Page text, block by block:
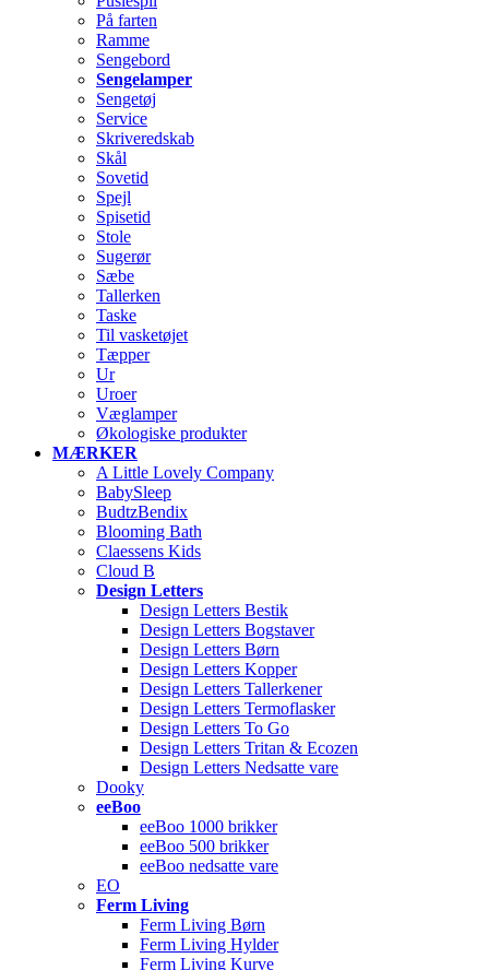
På farten
Ramme
Sengebord
Sengelamper
Sengetøj
Service
Skriveredskab
Skål
Sovetid
Spejl
Spisetid
Stole
Sugerør
Sæbe
Tallerken
Taske
Til vasketøjet
Tæpper
Ur
Uroer
Væglamper
Økologiske produkter
MÆRKER
A Little Lovely Company
BabySleep
BudtzBendix
Blooming Bath
Claessens Kids
Cloud B
Design Letters
Design Letters Bestik
Design Letters Bogstaver
Design Letters Børn
Design Letters Kopper
Design Letters Tallerkener
Design Letters Termoflasker
Design Letters To Go
Design Letters Tritan & Ecozen
Design Letters Nedsatte vare
Dooky
eeBoo
eeBoo 1000 brikker
eeBoo 500 brikker
eeBoo nedsatte vare
EO
Ferm Living
Ferm Living Børn
Ferm Living Hylder
Ferm Living Kurve